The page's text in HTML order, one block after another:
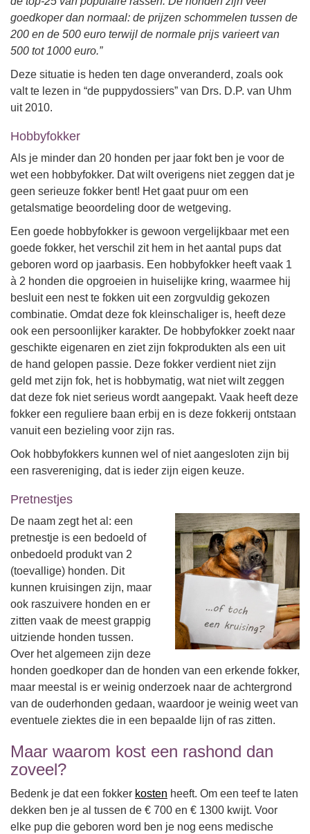
goedkoper dan normaal: de prijzen schommelen tussen de
200 en de 500 euro terwijl de normale prijs varieert van
500 tot 1000 euro.”
Deze situatie is heden ten dage onveranderd, zoals ook
valt te lezen in “de puppydossiers” van Drs. D.P. van Uhm
uit 2010.
Hobbyfokker
Als je minder dan 20 honden per jaar fokt ben je voor de
wet een hobbyfokker. Dat wilt overigens niet zeggen dat je
geen serieuze fokker bent! Het gaat puur om een
getalsmatige beoordeling door de wetgeving.
Een goede hobbyfokker is gewoon vergelijkbaar met een
goede fokker, het verschil zit hem in het aantal pups dat
geboren word op jaarbasis. Een hobbyfokker heeft vaak 1
à 2 honden die opgroeien in huiselijke kring, waarmee hij
besluit een nest te fokken uit een zorgvuldig gekozen
combinatie. Omdat deze fok kleinschaliger is, heeft deze
ook een persoonlijker karakter. De hobbyfokker zoekt naar
geschikte eigenaren en ziet zijn fokprodukten als een uit
de hand gelopen passie. Deze fokker verdient niet zijn
geld met zijn fok, het is hobbymatig, wat niet wilt zeggen
dat deze fok niet serieus wordt aangepakt. Vaak heeft deze
fokker een reguliere baan erbij en is deze fokkerij ontstaan
vanuit een bezieling voor zijn ras.
Ook hobbyfokkers kunnen wel of niet aangesloten zijn bij
een rasvereniging, dat is ieder zijn eigen keuze.
Pretnestjes
De naam zegt het al: een
pretnestje is een bedoeld of
onbedoeld produkt van 2
(toevallige) honden. Dit
kunnen kruisingen zijn, maar
ook raszuivere honden en er
zitten vaak de meest grappig
uitziende honden tussen.
Over het algemeen zijn deze
honden goedkoper dan de honden van een erkende fokker,
maar meestal is er weinig onderzoek naar de achtergrond
van de ouderhonden gedaan, waardoor je weinig weet van
eventuele ziektes die in een bepaalde lijn of ras zitten.
Maar waarom kost een rashond dan
zoveel?
Bedenk je dat een fokker kosten heeft. Om een teef te laten
dekken ben je al tussen de € 700 en € 1300 kwijt. Voor
elke pup die geboren word ben je nog eens medische